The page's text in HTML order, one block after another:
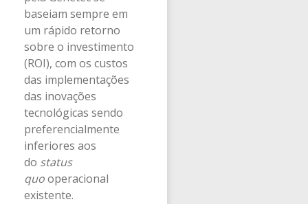
baseiam sempre em
um rápido retorno
sobre o investimento
(ROI), com os custos
das implementações
das inovações
tecnológicas sendo
preferencialmente
inferiores aos
do status
quooperacional
existente.